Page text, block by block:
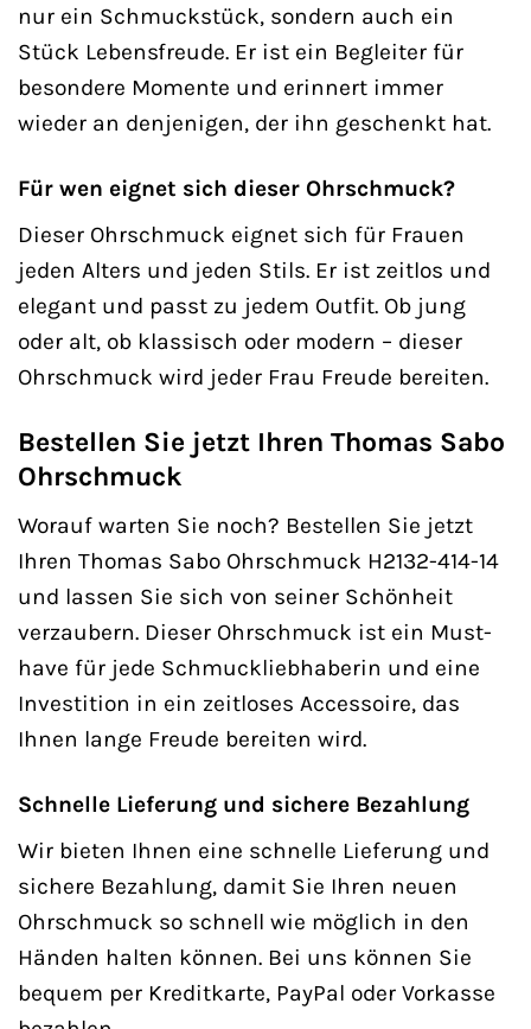
nur ein Schmuckstück, sondern auch ein
Stück Lebensfreude. Er ist ein Begleiter für
besondere Momente und erinnert immer
wieder an denjenigen, der ihn geschenkt hat.
Für wen eignet sich dieser Ohrschmuck?
Dieser Ohrschmuck eignet sich für Frauen
jeden Alters und jeden Stils. Er ist zeitlos und
elegant und passt zu jedem Outfit. Ob jung
oder alt, ob klassisch oder modern – dieser
Ohrschmuck wird jeder Frau Freude bereiten.
Bestellen Sie jetzt Ihren Thomas Sabo
Ohrschmuck
Worauf warten Sie noch? Bestellen Sie jetzt
Ihren Thomas Sabo Ohrschmuck H2132-414-14
und lassen Sie sich von seiner Schönheit
verzaubern. Dieser Ohrschmuck ist ein Must-
have für jede Schmuckliebhaberin und eine
Investition in ein zeitloses Accessoire, das
Ihnen lange Freude bereiten wird.
Schnelle Lieferung und sichere Bezahlung
Wir bieten Ihnen eine schnelle Lieferung und
sichere Bezahlung, damit Sie Ihren neuen
Ohrschmuck so schnell wie möglich in den
Händen halten können. Bei uns können Sie
bequem per Kreditkarte, PayPal oder Vorkasse